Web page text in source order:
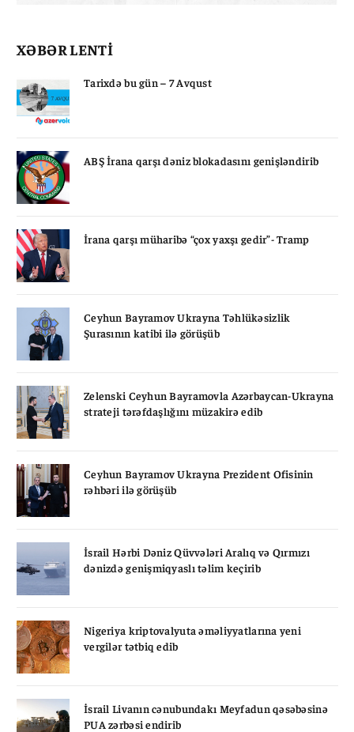
XƏBƏR LENTİ
Tarixdə bu gün – 7 Avqust
ABŞ İrana qarşı dəniz blokadasını genişləndirib
İrana qarşı müharibə “çox yaxşı gedir”- Tramp
Ceyhun Bayramov Ukrayna Təhlükəsizlik
Şurasının katibi ilə görüşüb
Zelenski Ceyhun Bayramovla Azərbaycan-Ukrayna
strateji tərəfdaşlığını müzakirə edib
Ceyhun Bayramov Ukrayna Prezident Ofisinin
rəhbəri ilə görüşüb
İsrail Hərbi Dəniz Qüvvələri Aralıq və Qırmızı
dənizdə genişmiqyaslı təlim keçirib
Nigeriya kriptovalyuta əməliyyatlarına yeni
vergilər tətbiq edib
İsrail Livanın cənubundakı Meyfadun qəsəbəsinə
PUA zərbəsi endirib